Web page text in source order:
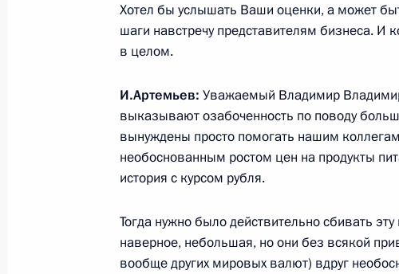
Объявлены лауреаты Государственной
Федерации 2014 года
9 июня 2015 года, вторник
Рабочая встреча с губернатором
9 июня 2015 года, 23:55 Московская область, Ново-
Хотел бы услышать Ваши оценки, а может
шаги навстречу представителям бизнеса. И
в целом.
И.Артемьев: Уважаемый Владимир
выказывают озабоченность по поводу
вынуждены просто помогать нашим
необоснованным ростом цен на продукты
история с курсом рубля.
Тогда нужно было действительно сбивать
наверное, небольшая, но они без всякой
вообще других мировых валют) вдруг